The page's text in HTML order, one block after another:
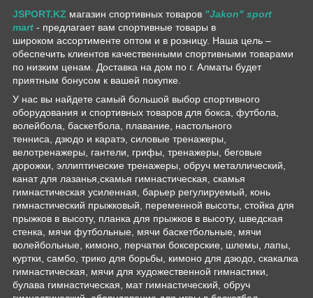
JSPORT.KZ магазин спортивных товаров "Jakon" sport
mart - предлагает вам спортивные товары в
широком ассортименте оптом и в розницу. Наша цель –
обеспечить клиентов качественными спортивными товарами
по низким ценам. Доставка на дом по г. Алматы будет
приятным бонусом к вашей покупке.
У нас вы найдете самый большой выбор спортивного
оборудования и спортивных товаров для бокса, футбола,
волейбола, баскетбола, плавание, настольного
тенниса, дзюдо и каратэ, силовые тренажеры,
велотренажеры, гантели, грифы, тренажеры, беговые
дорожки, эллиптические тренажеры, обруч металлический,
канат для лазанья,скамья гимнастическая, скамья
гимнастическая усиленная, барьер регулируемый, конь
гимнастический прыжковый, переменной высоты, стойка для
прыжков в высоту, планка для прыжков в высоту, шведская
стенка, мячи футбольные, мячи баскетбольные, мячи
волейбольные, кимоно, перчатки боксерские, шлемы, лапы,
куртки, самбо, трико для борьбы, кимоно для дзюдо, скакалка
гимнастическая, мячи для художественной гимнастики,
булава гимнастическая, мат гимнастический, обруч